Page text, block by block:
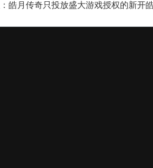
皓月传奇只投放盛大游戏授权的新开